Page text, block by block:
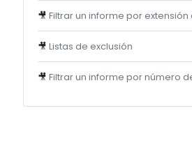
🎥 Filtrar un informe por
🎥 Listas de exclusión
🎥 Filtrar un informe por número